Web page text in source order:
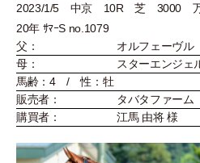
2023/1/5 中京 10R 芝 3000 万
20年 ｻﾏｰS no.1079
父：
オルフェーヴル
母：
スターエンジェ
馬齢：4 / 性：牡
販売者：
タバタファーム
購買者：
江馬 由将 様